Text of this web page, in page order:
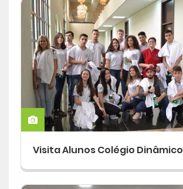
Visita Alunos Colégio Dinâmico